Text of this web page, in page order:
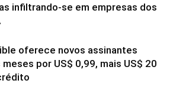
infiltrando-se em empresas dos
oferece novos assinantes
por US$ 0,99, mais US$ 20